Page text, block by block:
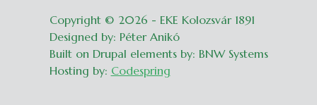
Copyright © 2026 - EKE Kolozsvár 1891
Designed by: Péter Anikó
Built on Drupal elements by: BNW Systems
Hosting by: Codespring